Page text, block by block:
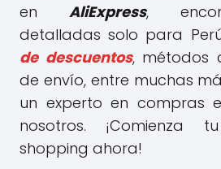
en AliExpress,
detalladas solo para
de descuentos, métodos
de envío, entre muchas
un experto en compras
nosotros. ¡Comienza
shopping ahora!